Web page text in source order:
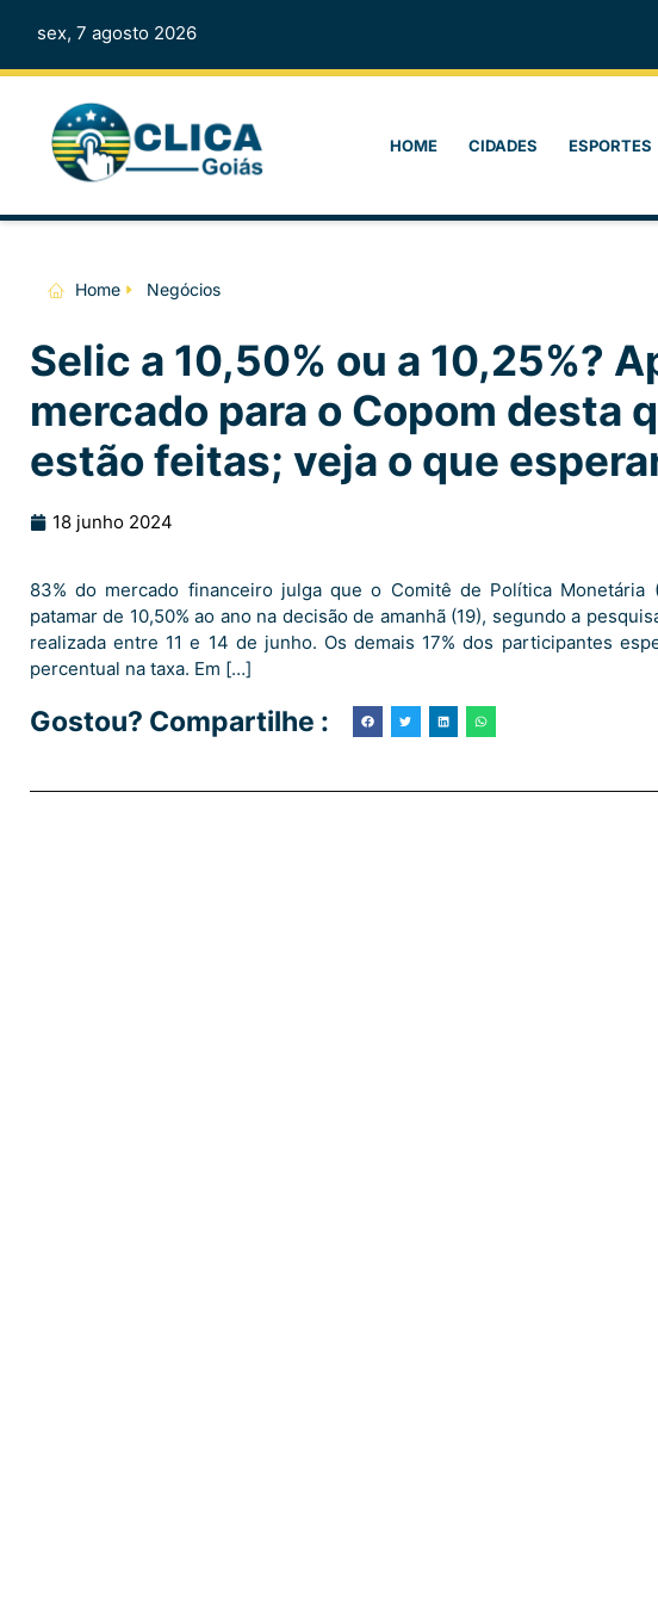
sex, 7 agosto 2026
HOME CIDADES ESPORTES
Home Negócios
Selic a 10,50% ou a 10,25%?
mercado para o Copom desta
estão feitas; veja o que
18 junho 2024
83% do mercado financeiro julga que o Comitê de Política Monetária
patamar de 10,50% ao ano na decisão de amanhã (19), segundo a
realizada entre 11 e 14 de junho. Os demais 17% dos participantes
percentual na taxa. Em […]
Gostou? Compartilhe :